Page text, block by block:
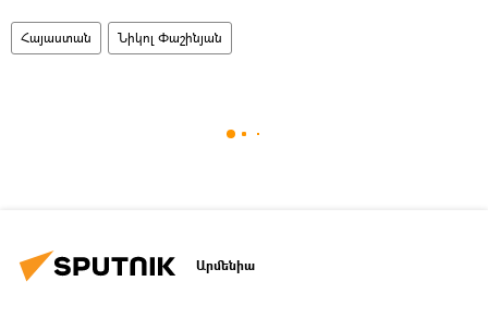
Հայաստան Նիկոլ Փաշինյան
Արմենիա